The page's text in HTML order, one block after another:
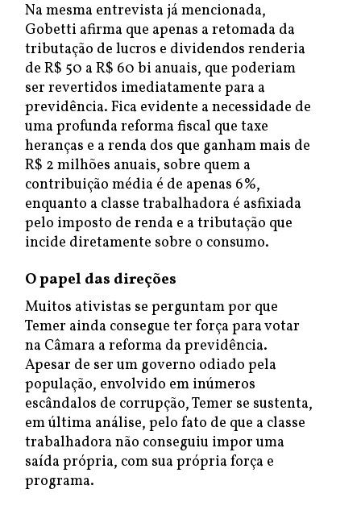
Na mesma entrevista já mencionada,
Gobetti afirma que apenas a retomada da
tributação de lucros e dividendos renderia
de R$ 50 a R$ 60 bi anuais, que poderiam
ser revertidos imediatamente para a
previdência. Fica evidente a necessidade de
uma profunda reforma fiscal que taxe
heranças e a renda dos que ganham mais de
R$ 2 milhões anuais, sobre quem a
contribuição média é de apenas 6%,
enquanto a classe trabalhadora é asfixiada
pelo imposto de renda e a tributação que
incide diretamente sobre o consumo.
O papel das direções
Muitos ativistas se perguntam por que
Temer ainda consegue ter força para votar
na Câmara a reforma da previdência.
Apesar de ser um governo odiado pela
população, envolvido em inúmeros
escândalos de corrupção, Temer se sustenta,
em última análise, pelo fato de que a classe
trabalhadora não conseguiu impor uma
saída própria, com sua própria força e
programa.